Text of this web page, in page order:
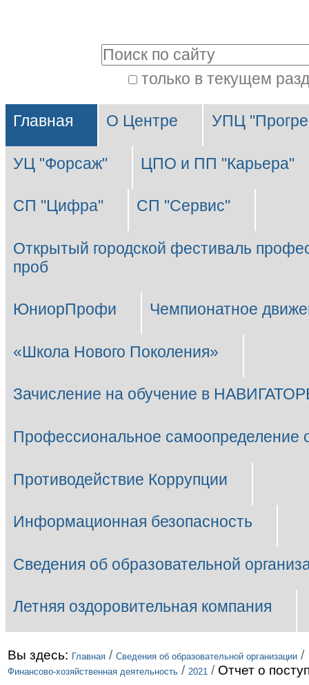
содержимому.
Перейти
навигации
только в текущем
поиск
Разделы
Главная О Центре УПЦ
УЦ "Форсаж" ЦПО и ПП "Карьера"
СП "Цифра" СП "Сервис"
Открытый городской фестиваль
проб
ЮниорПрофи Чемпионатное
«Школа Нового Поколения»
Зачисление на обучение в
Профессиональное самоопределение
Противодействие Коррупции
Информационная безопасность
Сведения об образовательной
Летняя оздоровительная компания
Вы здесь: Главная / Сведения об образовательной организации /
Финансово-хозяйственная деятельность / 2021 / Отчет о